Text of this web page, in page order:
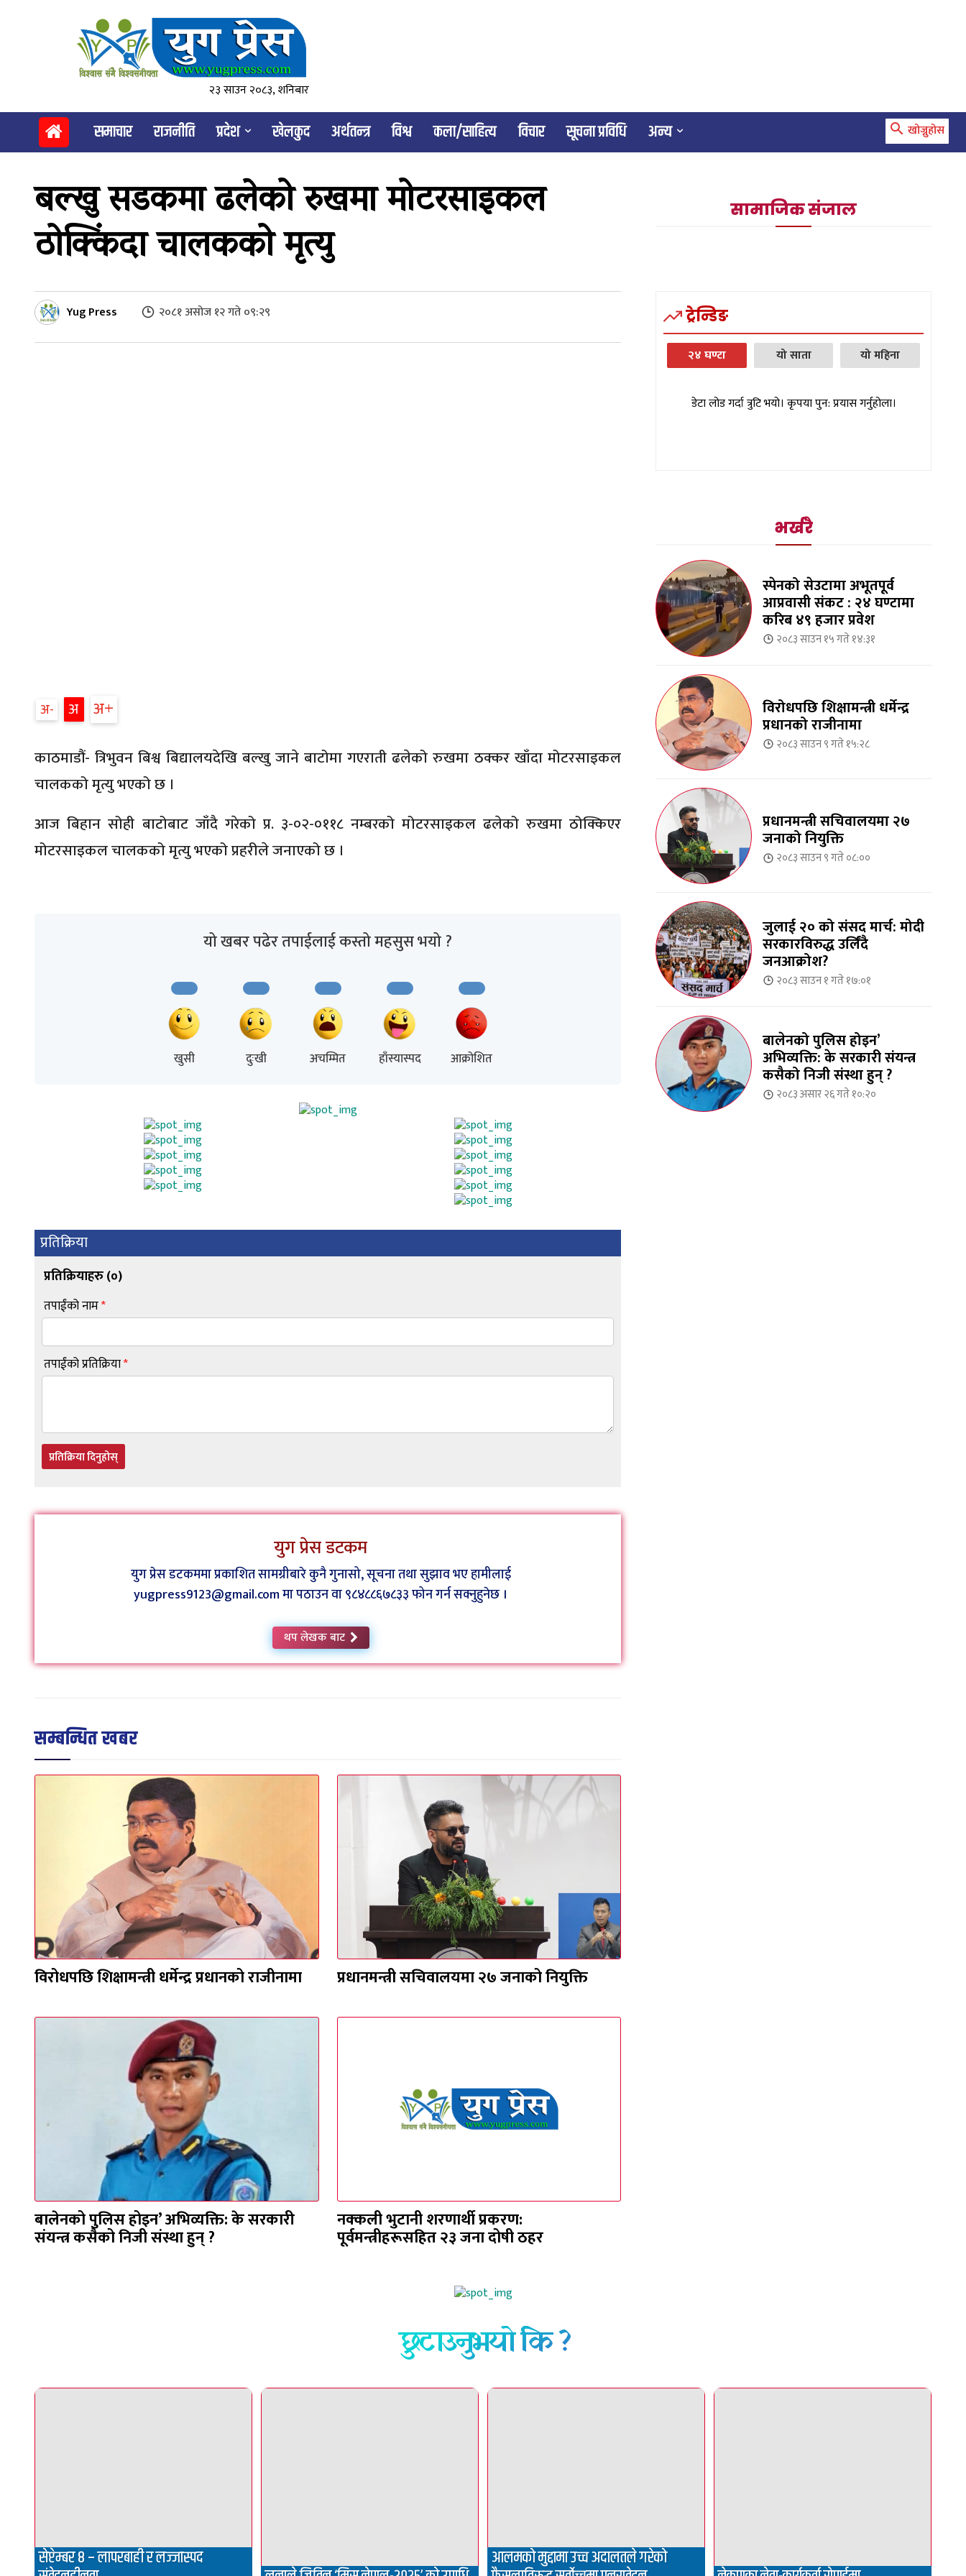
२३ साउन २०८३, शनिबार
समाचार राजनीति प्रदेश खेलकुद अर्थतन्त्र विश्व कला/साहित्य विचार सूचना प्रविधि अन्य खोज्नुहोस
बल्खु सडकमा ढलेको रुखमा मोटरसाइकल
ठोक्किंदा चालकको मृत्यु
Yug Press २०८१ असोज १२ गते ०९:२९
अ अ अ
काठमाडौं- त्रिभुवन बिश्व बिद्यालयदेखि बल्खु जाने बाटोमा गएराती ढलेको रुखमा ठक्कर खाँदा मोटरसाइकल
चालकको मृत्यु भएको छ ।
आज बिहान सोही बाटोबाट जाँदै गरेको प्र. ३-०२-०११८ नम्बरको मोटरसाइकल ढलेको रुखमा ठोक्किएर
मोटरसाइकल चालकको मृत्यु भएको प्रहरीले जनाएको छ ।
यो खबर पढेर तपाईलाई कस्तो महसुस भयो ?
खुसी दुःखी अचम्मित हाँस्यास्पद आक्रोशित
प्रतिक्रिया
प्रतिक्रियाहरु (०)
तपाईंको नाम*
तपाईंको प्रतिक्रिया*
प्रतिक्रिया दिनुहोस्
युग प्रेस डटकम
युग प्रेस डटकममा प्रकाशित सामग्रीबारे कुनै गुनासो, सूचना तथा सुझाव भए हामीलाई
yugpress9123@gmail.com मा पठाउन वा ९८४८८६७८३३ फोन गर्न सक्नुहुनेछ ।
थप लेखक बाट
सम्बन्धित खबर
विरोधपछि शिक्षामन्त्री धर्मेन्द्र प्रधानको राजीनामा प्रधानमन्त्री सचिवालयमा २७ जनाको नियुक्ति
बालेनको पुलिस होइन’ अभिव्यक्ति: के सरकारी
संयन्त्र कसैको निजी संस्था हुन् ?
नक्कली भुटानी शरणार्थी प्रकरण:
पूर्वमन्त्रीहरूसहित २३ जना दोषी ठहर
सामाजिक संजाल
ट्रेन्डिङ
२४ घण्टा यो साता यो महिना
डेटा लोड गर्दा त्रुटि भयो। कृपया पुन: प्रयास गर्नुहोला।
भर्खरै
स्पेनको सेउटामा अभूतपूर्व
आप्रवासी संकट : २४ घण्टामा
करिब ४९ हजार प्रवेश
२०८३ साउन १५ गते १४:३१
विरोधपछि शिक्षामन्त्री धर्मेन्द्र
प्रधानको राजीनामा
२०८३ साउन ९ गते १५:२८
प्रधानमन्त्री सचिवालयमा २७
जनाको नियुक्ति
२०८३ साउन ९ गते ०८:००
जुलाई २० को संसद मार्च: मोदी
सरकारविरुद्ध उर्लिंदै
जनआक्रोश?
२०८३ साउन १ गते १७:०१
बालेनको पुलिस होइन’
अभिव्यक्ति: के सरकारी संयन्त्र
कसैको निजी संस्था हुन् ?
२०८३ असार २६ गते १०:२०
छुटाउनुभयो कि ?
सेप्टेम्बर ८ – लापरबाही र लज्जास्पद आलमको मुद्दामा उच्च अदालतले गरेको